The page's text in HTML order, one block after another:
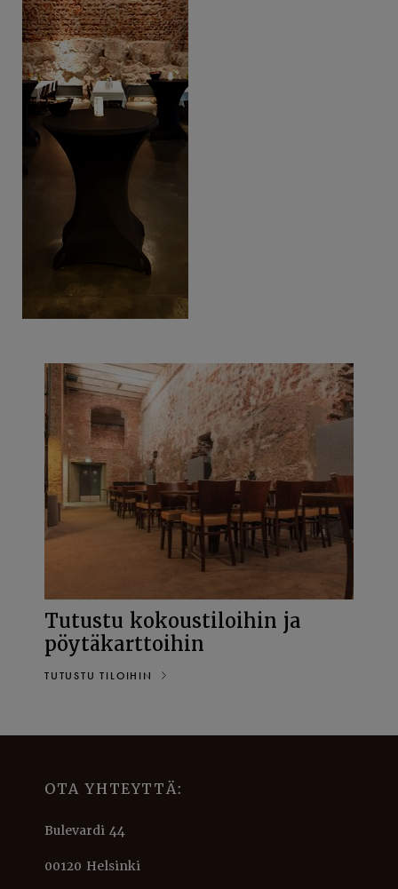
Tutustu kokoustiloihin ja
pöytäkarttoihin
TUTUSTU TILOIHIN
OTA YHTEYTTÄ:
Bulevardi 44
00120 Helsinki